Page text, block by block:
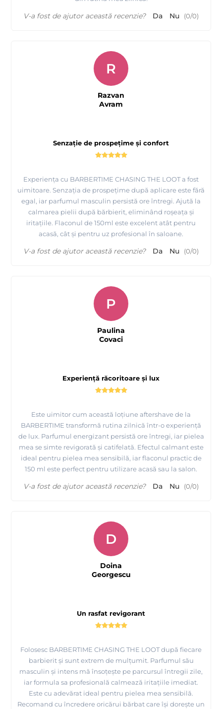
V-a fost de ajutor această recenzie? Da Nu (0/0)
Senzație de prospețime și confort
Experiența cu BARBERTIME CHASING THE LOOT a fost
uimitoare. Senzația de prospețime după aplicare este fără
egal, iar parfumul masculin persistă ore întregi. Ajută la
calmarea pielii după bărbierit, eliminând roșeața și
iritațiile. Flaconul de 150ml este excelent atât pentru
acasă, cât și pentru uz profesional în saloane.
R
Razvan
Avram
V-a fost de ajutor această recenzie? Da Nu (0/0)
Experiență răcoritoare și lux
Este uimitor cum această loțiune aftershave de la
BARBERTIME transformă rutina zilnică într-o experiență
de lux. Parfumul energizant persistă ore întregi, iar pielea
mea se simte revigorată și catifelată. Efectul calmant este
ideal pentru pielea mea sensibilă, iar flaconul practic de
150 ml este perfect pentru utilizare acasă sau la salon.
P
Paulina
Covaci
V-a fost de ajutor această recenzie? Da Nu (0/0)
Un rasfat revigorant
Folosesc BARBERTIME CHASING THE LOOT după fiecare
barbierit și sunt extrem de mulțumit. Parfumul său
masculin și intens mă însoțește pe parcursul întregii zile,
iar formula sa profesională calmează iritațiile imediat.
Este cu adevărat ideal pentru pielea mea sensibilă.
Recomand cu încredere oricărui bărbat care își dorește un
D
Doina
Georgescu